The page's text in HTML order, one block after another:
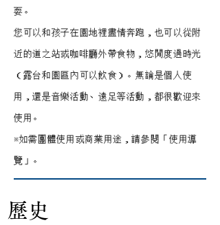
耍。
您可以和孩子在園地裡盡情奔跑，也可以從附
近的道之站或咖啡廳外帶食物，悠閒度過時光
（露台和園區內可以飲食）。無論是個人使
用，還是音樂活動、遠足等活動，都很歡迎來
使用。
※如需團體使用或商業用途，請參閱「使用導
覽」。
歷史